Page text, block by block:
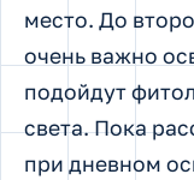
место. До
очень важно
подойдут
света. Пока
при дневном